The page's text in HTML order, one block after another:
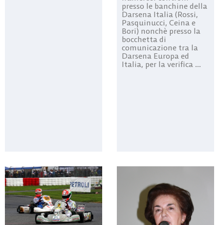
presso le banchine della
Darsena Italia (Rossi,
Pasquinucci, Ceina e
Bori) nonchè presso la
bocchetta di
comunicazione tra la
Darsena Europa ed
Italia, per la verifica ...